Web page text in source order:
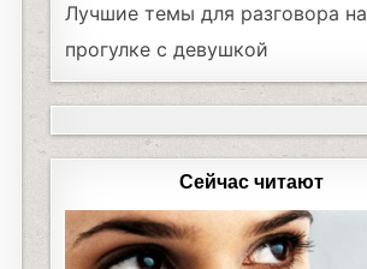
Лучшие темы для разговора на
прогулке с девушкой
Сейчас читают